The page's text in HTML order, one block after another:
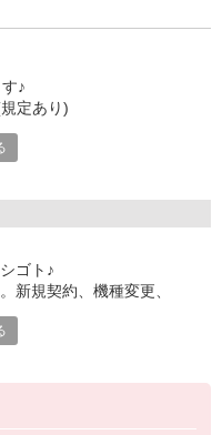
+゜
♪
定あり)
OK！！
ンター、受付
・組立・検査
ゴト♪
新規契約、機種変更、